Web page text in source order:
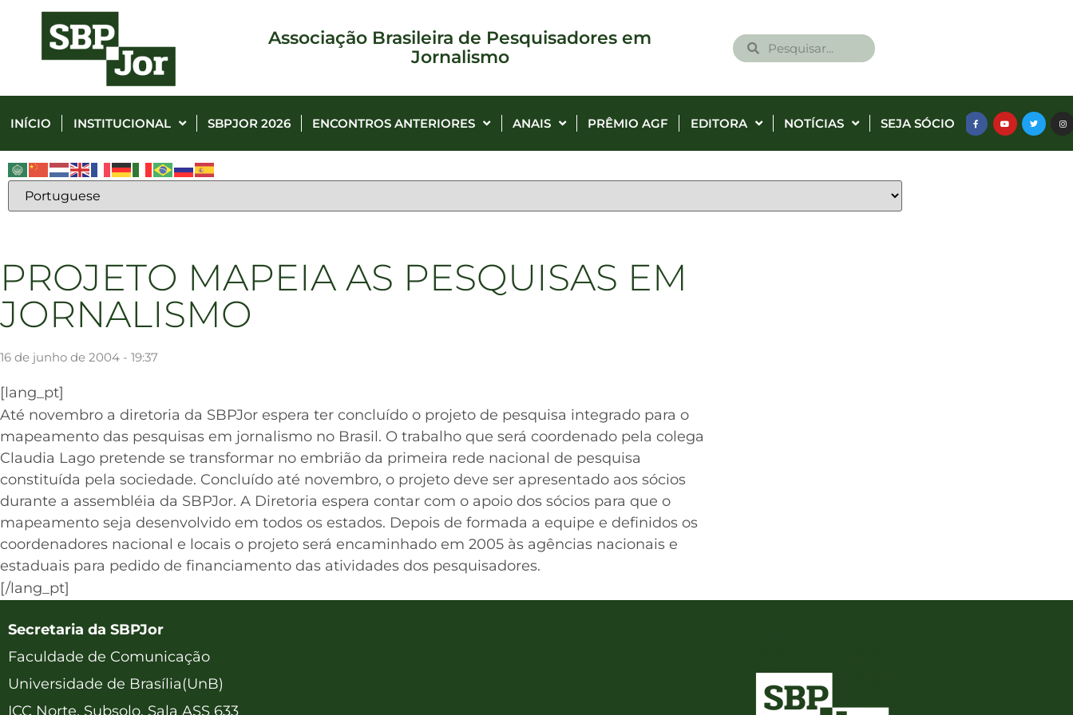
Associação Brasileira de Pesquisadores em
Jornalismo
INÍCIO INSTITUCIONAL SBPJOR 2026 ENCONTROS ANTERIORES ANAIS PRÊMIO AGF EDITORA NOTÍCIAS SEJA SÓCIO
PROJETO MAPEIA AS PESQUISAS EM
JORNALISMO
16 de junho de 2004 - 19:37
[lang_pt]
Até novembro a diretoria da SBPJor espera ter concluído o projeto de pesquisa integrado para o
mapeamento das pesquisas em jornalismo no Brasil. O trabalho que será coordenado pela colega
Claudia Lago pretende se transformar no embrião da primeira rede nacional de pesquisa
constituída pela sociedade. Concluído até novembro, o projeto deve ser apresentado aos sócios
durante a assembléia da SBPJor. A Diretoria espera contar com o apoio dos sócios para que o
mapeamento seja desenvolvido em todos os estados. Depois de formada a equipe e definidos os
coordenadores nacional e locais o projeto será encaminhado em 2005 às agências nacionais e
estaduais para pedido de financiamento das atividades dos pesquisadores.
[/lang_pt]
Secretaria da SBPJor
Faculdade de Comunicação
Universidade de Brasília(UnB)
ICC Norte, Subsolo, Sala ASS 633